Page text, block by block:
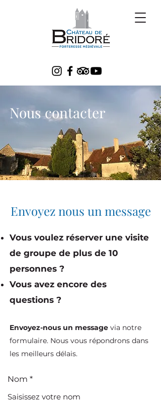
Nous contacter
Envoyez nous un message
Vous voulez réserver une visite
de groupe de plus de 10
personnes ?
Vous avez encore des
questions ?
Envoyez-nous un message via notre
formulaire. Nous vous répondrons dans
les meilleurs délais.
Nom